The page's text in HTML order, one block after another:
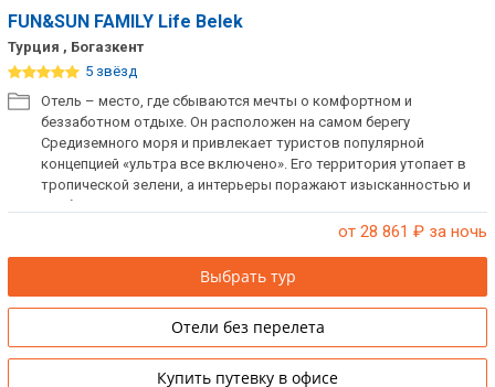
FUN&SUN FAMILY Life Belek
Турция , Богазкент
5 звёзд
Отель – место, где сбываются мечты о комфортном и
беззаботном отдыхе. Он расположен на самом берегу
Средиземного моря и привлекает туристов популярной
концепцией «ультра все включено». Его территория утопает в
тропической зелени, а интерьеры поражают изысканностью и
удобством. В отеле нет ограничений на размещение одиноких
от 28 861 ₽ за ночь
Выбрать тур
Отели без перелета
Купить путевку в офисе